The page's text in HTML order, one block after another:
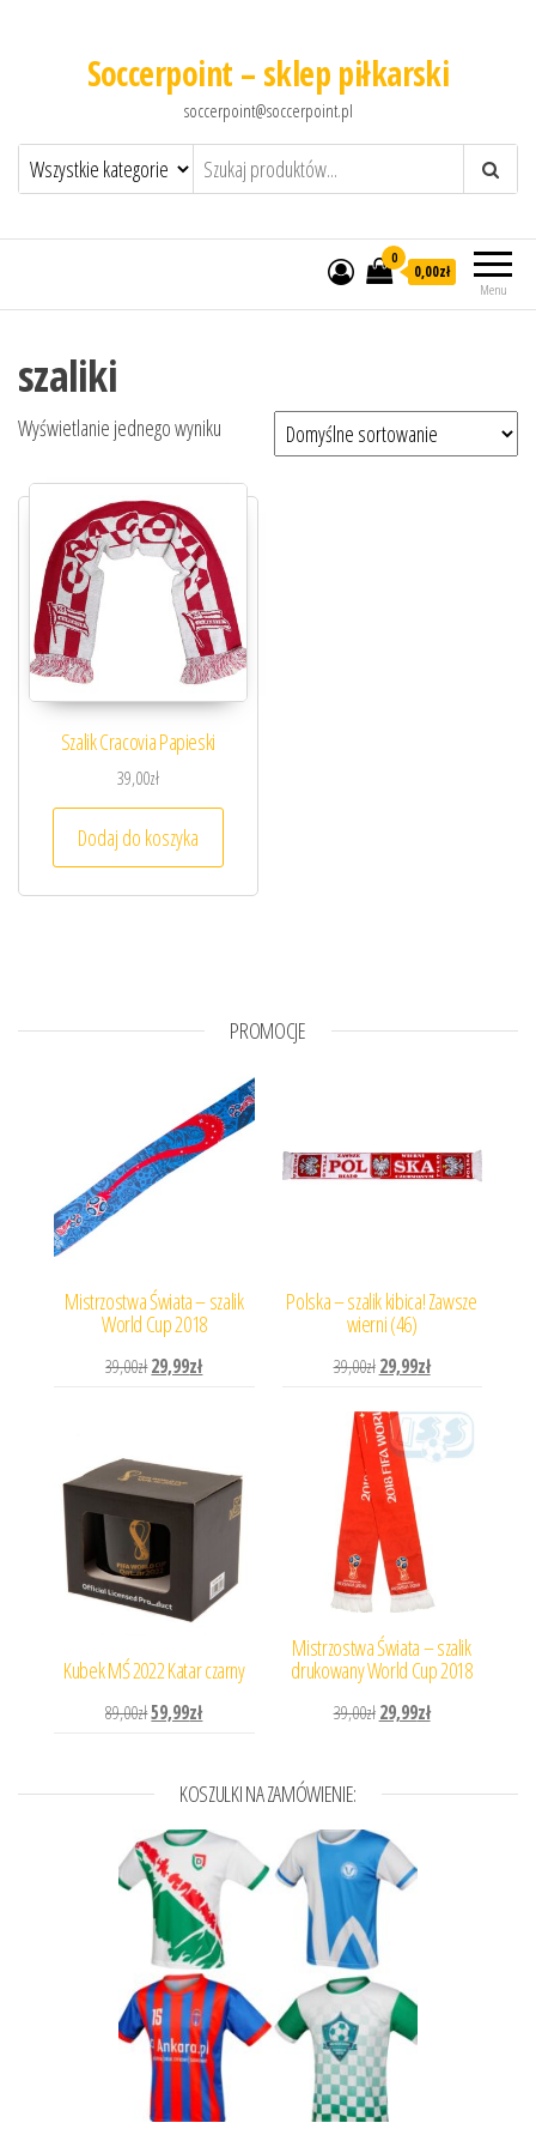
Soccerpoint – sklep piłkarski
soccerpoint@soccerpoint.pl
Menu
0
0,00zł
szaliki
Wyświetlanie jednego wyniku
Szalik Cracovia Papieski
39,00zł
Dodaj do koszyka
PROMOCJE
Mistrzostwa Świata – szalik
World Cup 2018
39,00złPierwotna cena wynosiła: 39,00zł.
29,99złAktualna cena wynosi: 29,99zł.
Polska – szalik kibica! Zawsze
wierni (46)
39,00zł Pierwotna cena wynosiła:
29,99złAktualna cena
Kubek MŚ 2022 Katar czarny
89,00złPierwotna cena wynosiła: 89,00zł.
59,99złAktualna cena wynosi: 59,99zł.
Mistrzostwa Świata – szalik
drukowany World Cup 2018
39,00zł Pierwotna cena wynosiła:
29,99złAktualna cena
KOSZULKI NA ZAMÓWIENIE: